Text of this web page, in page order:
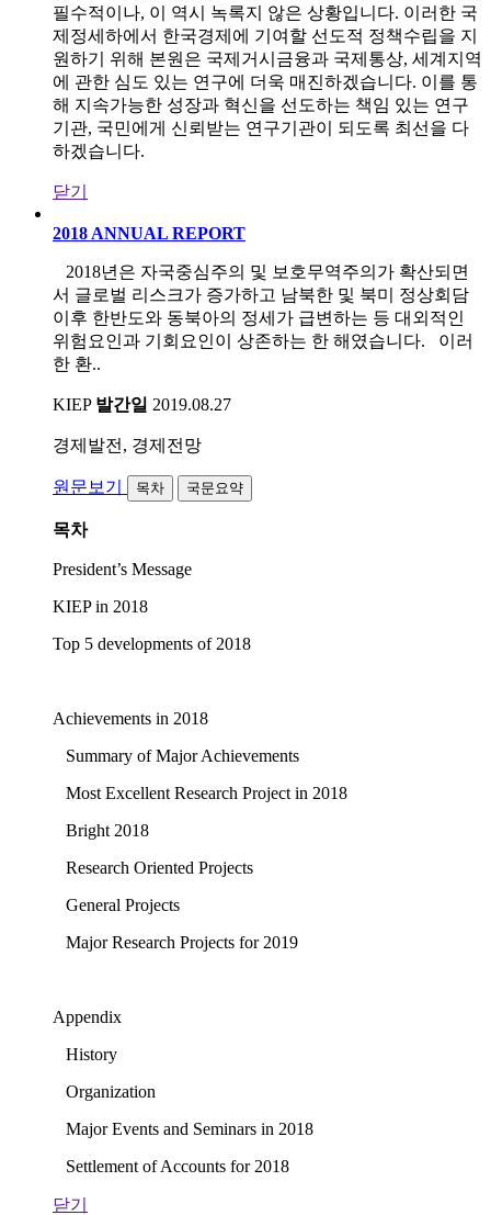
필수적이나, 이 역시 녹록지 않은 상황입니다. 이러한 국
제정세하에서 한국경제에 기여할 선도적 정책수립을 지
원하기 위해 본원은 국제거시금융과 국제통상, 세계지역
에 관한 심도 있는 연구에 더욱 매진하겠습니다. 이를 통
해 지속가능한 성장과 혁신을 선도하는 책임 있는 연구
기관, 국민에게 신뢰받는 연구기관이 되도록 최선을 다
하겠습니다.
닫기
2018 ANNUAL REPORT
2018년은 자국중심주의 및 보호무역주의가 확산되면
서 글로벌 리스크가 증가하고 남북한 및 북미 정상회담
이후 한반도와 동북아의 정세가 급변하는 등 대외적인
위험요인과 기회요인이 상존하는 한 해였습니다. 이러
한 환..
KIEP 발간일 2019.08.27
경제발전, 경제전망
원문보기 목차 국문요약
목차
President’s Message
KIEP in 2018
Top 5 developments of 2018
Achievements in 2018
Summary of Major Achievements
Most Excellent Research Project in 2018
Bright 2018
Research Oriented Projects
General Projects
Major Research Projects for 2019
Appendix
History
Organization
Major Events and Seminars in 2018
Settlement of Accounts for 2018
닫기